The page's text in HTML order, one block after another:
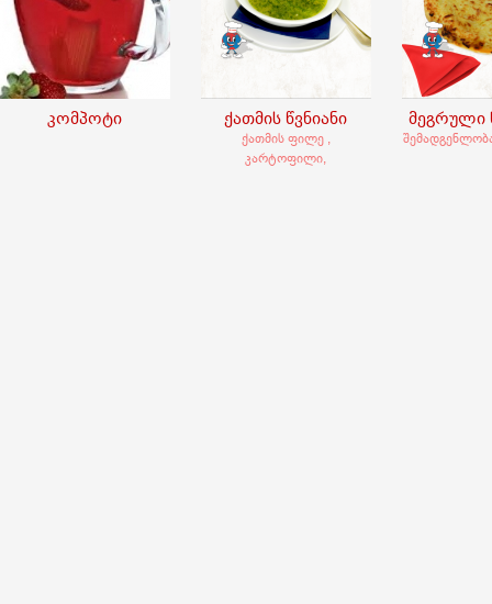
კომპოტი ქათმის წვნიანი
ქათმის ფილე ,
კარტოფილი,
მეგრული